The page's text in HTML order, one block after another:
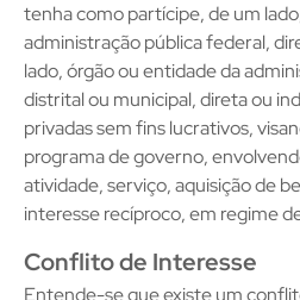
tenha como partícipe, de um
administração pública federal,
lado, órgão ou entidade da
distrital ou municipal, direta ou
privadas sem fins lucrativos,
programa de governo,
atividade, serviço, aquisição de
interesse recíproco, em regime
Conflito de Interesse
Entende-se que existe um